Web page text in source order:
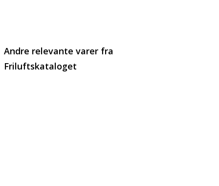
Andre relevante varer fra
Friluftskataloget